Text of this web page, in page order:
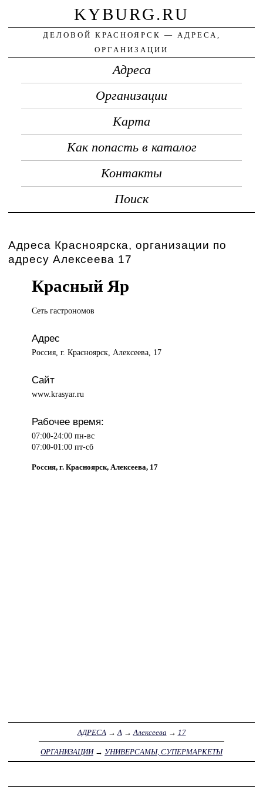
KYBURG.RU
ДЕЛОВОЙ КРАСНОЯРСК — АДРЕСА,
ОРГАНИЗАЦИИ
Адреса
Организации
Карта
Как попасть в каталог
Контакты
Поиск
Адреса Красноярска, организации по
адресу Алексеева 17
Красный Яр
Сеть гастрономов
Адрес
Россия, г. Красноярск, Алексеева, 17
Сайт
www.krasyar.ru
Рабочее время:
07:00-24:00 пн-вс
07:00-01:00 пт-сб
Россия, г. Красноярск, Алексеева, 17
АДРЕСА → А → Алексеева → 17
ОРГАНИЗАЦИИ→ УНИВЕРСАМЫ, СУПЕРМАРКЕТЫ